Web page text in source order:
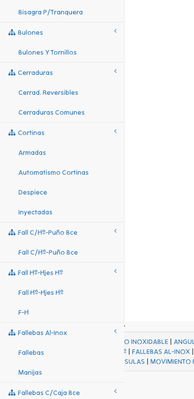
Bisagra P/tranquera
Bulones
Bulones Y Tornillos
Cerraduras
Cerrad. Reversibles
Cerraduras Comunes
Cortinas
Armadas
Automatismo Cortinas
Despiece
Inyectadas
Fall C/hº-Puño Bce
Fall C/hº-Puño Bce
Fall Hº-Hjes Hº
Fall Hº-Hjes Hº
F-H
Fallebas Al-Inox
Fallebas
Manijas
Fallebas C/caja Bce
ACERO INOXIDABLE|
FALL Hº-HJES Hº |FALLEBAS AL-INOX
MENSULAS | MOVIMIENTO